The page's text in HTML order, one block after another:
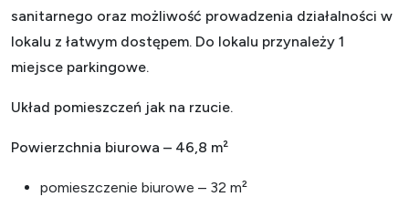
sanitarnego oraz możliwość prowadzenia działalności w
lokalu z łatwym dostępem. Do lokalu przynależy 1
miejsce parkingowe.
Układ pomieszczeń jak na rzucie.
Powierzchnia biurowa – 46,8 m²
pomieszczenie biurowe – 32 m²